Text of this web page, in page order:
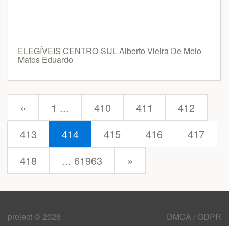
ELEGÍVEIS CENTRO-SUL Alberto Vieira De Melo
Matos Eduardo
« 1 ... 410 411
412
413
414 415 416
417
418
... 61963 »
project © 2026
DMCA / GDPR